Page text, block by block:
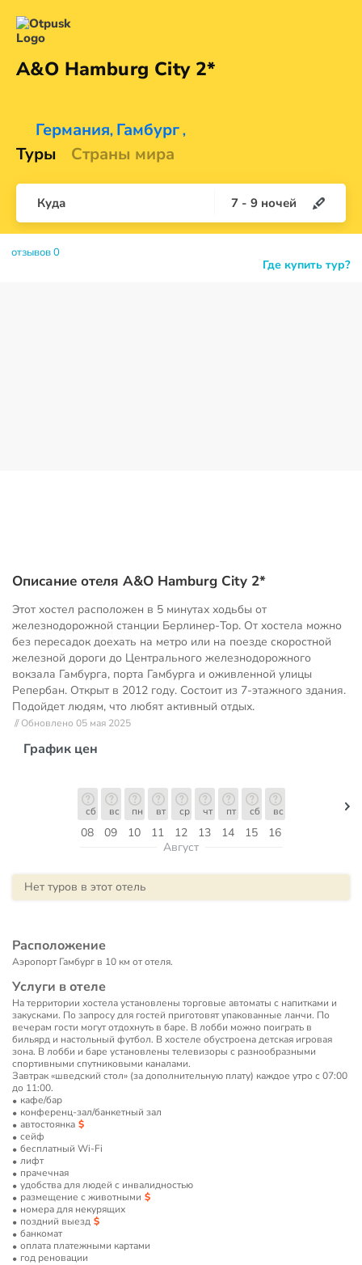
A&O Hamburg City 2*
Германия, Гамбург ,
Туры Страны мира
Куда 7 - 9 ночей
Где купить тур?
отзывов 0
Описание отеля A&O Hamburg City 2*
Этот хостел расположен в 5 минутах ходьбы от
железнодорожной станции Берлинер-Тор. От хостела можно
без пересадок доехать на метро или на поезде скоростной
железной дороги до Центрального железнодорожного
вокзала Гамбурга, порта Гамбурга и оживленной улицы
Репербан. Открыт в 2012 году. Состоит из 7-этажного здания.
Подойдет людям, что любят активный отдых.
// Обновлено 05 мая 2025
График цен
08
сб
09
вс
10
пн
11
вт
12
ср
13
чт
14
пт
15
сб
16
вс
Август
Нет туров в этот отель
Расположение
Аэропорт Гамбург в 10 км от отеля.
Услуги в отеле
На территории хостела установлены торговые автоматы с напитками и
закусками. По запросу для гостей приготовят упакованные ланчи. По
вечерам гости могут отдохнуть в баре. В лобби можно поиграть в
бильярд и настольный футбол. В хостеле обустроена детская игровая
зона. В лобби и баре установлены телевизоры с разнообразными
спортивными спутниковыми каналами.
Завтрак «шведский стол» (за дополнительную плату) каждое утро с 07:00
до 11:00.
кафе/бар
конференц-зал/банкетный зал
автостоянка
сейф
бесплатный Wi-Fi
лифт
прачечная
удобства для людей с инвалидностью
размещение с животными
номера для некурящих
поздний выезд
банкомат
оплата платежными картами
год реновации